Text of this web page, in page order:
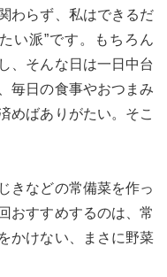
わらず、私はできるだ
い派”です。もちろん
、そんな日は一日中台
毎日の食事やおつまみ
めばありがたい。そこ
きなどの常備菜を作っ
おすすめするのは、常
かけない、まさに野菜